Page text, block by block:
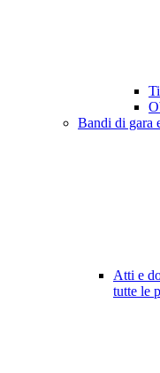
Bandi di gara
Atti e
tutte le